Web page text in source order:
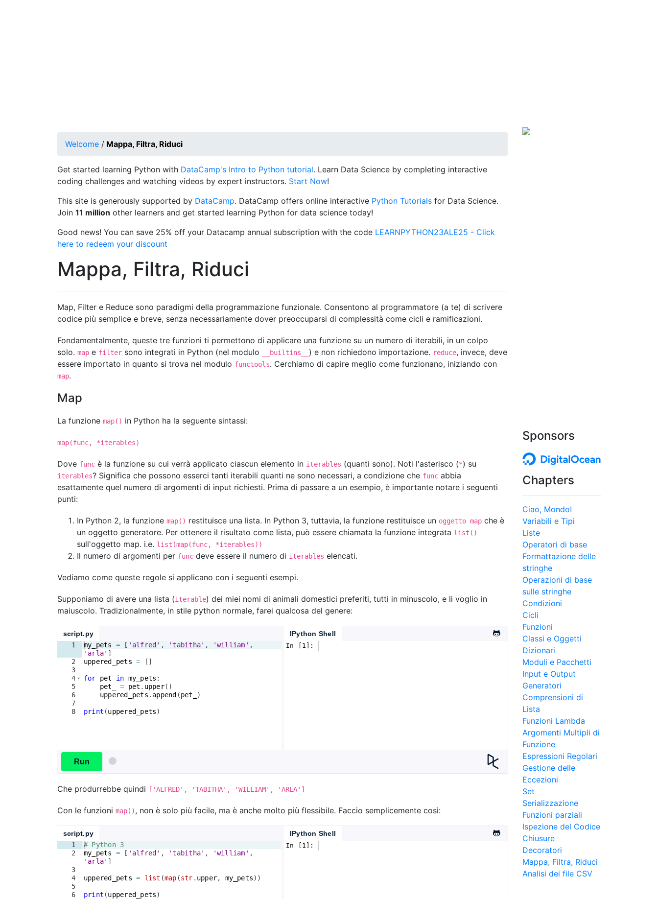
Welcome / Mappa, Filtra, Riduci
Get started learning Python with DataCamp's Intro to Python tutorial. Learn Data Science by completing interactive
coding challenges and watching videos by expert instructors. Start Now!
This site is generously supported by DataCamp. DataCamp offers online interactive Python Tutorials for Data Science.
Join 11 million other learners and get started learning Python for data science today!
Good news! You can save 25% off your Datacamp annual subscription with the code LEARNPYTHON23ALE25 - Click
here to redeem your discount
Mappa, Filtra, Riduci
Map, Filter e Reduce sono paradigmi della programmazione funzionale. Consentono al programmatore (a te) di scrivere
codice più semplice e breve, senza necessariamente dover preoccuparsi di complessità come cicli e ramificazioni.
Fondamentalmente, queste tre funzioni ti permettono di applicare una funzione su un numero di iterabili, in un colpo
solo. map e filter sono integrati in Python (nel modulo __builtins__ ) e non richiedono importazione. reduce, invece, deve
essere importato in quanto si trova nel modulo functools. Cerchiamo di capire meglio come funzionano, iniziando con
map.
Map
La funzione map() in Python ha la seguente sintassi:
map(func, *iterables)
Dove func è la funzione su cui verrà applicato ciascun elemento in iterables (quanti sono). Noti l'asterisco (*) su
iterables? Significa che possono esserci tanti iterabili quanti ne sono necessari, a condizione che func abbia
esattamente quel numero di argomenti di input richiesti. Prima di passare a un esempio, è importante notare i seguenti
punti:
In Python 2, la funzione map() restituisce una lista. In Python 3, tuttavia, la funzione restituisce un oggetto map che è
un oggetto generatore. Per ottenere il risultato come lista, può essere chiamata la funzione integrata list()
sull'oggetto map. i.e. list(map(func, *iterables))
Il numero di argomenti per func deve essere il numero di iterables elencati.
Vediamo come queste regole si applicano con i seguenti esempi.
Supponiamo di avere una lista (iterable) dei miei nomi di animali domestici preferiti, tutti in minuscolo, e li voglio in
maiuscolo. Tradizionalmente, in stile python normale, farei qualcosa del genere:
script.py
1
2
3
4
5
6
7
8
my_pets = [ 'alfred' , 'tabitha' , 'william' ,
'arla' ]
uppered_pets = [ ]
for pet in my_pets :
pet_
= pet . upper( )
uppered_pets . append (pet_ )
print (uppered_pets)
IPython Shell
In [1]:
Run
Che produrrebbe quindi ['ALFRED', 'TABITHA', 'WILLIAM', 'ARLA']
Con le funzioni map(), non è solo più facile, ma è anche molto più flessibile. Faccio semplicemente così:
script.py
1
2
3
4
5
6
# Python 3
my_pets
= [ 'alfred' , 'tabitha' , 'william' ,
'arla' ]
uppered_pets = list (map (str . upper, my_pets))
print (uppered_pets)
IPython Shell
In [1]:
Sponsors
Chapters
Ciao, Mondo!
Variabili e Tipi
Liste
Operatori di base
Formattazione delle
stringhe
Operazioni di base
sulle stringhe
Condizioni
Cicli
Funzioni
Classi e Oggetti
Dizionari
Moduli e Pacchetti
Input e Output
Generatori
Comprensioni di
Lista
Funzioni Lambda
Argomenti Multipli di
Funzione
Espressioni Regolari
Gestione delle
Eccezioni
Set
Serializzazione
Funzioni parziali
Ispezione del Codice
Chiusure
Decoratori
Mappa, Filtra, Riduci
Analisi dei file CSV